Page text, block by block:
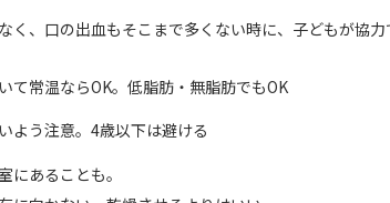
く、口の出血もそこまで多くない時に、子どもが協
て常温ならOK。低脂肪・無脂肪でもOK
よう注意。4歳以下は避ける
にあることも。